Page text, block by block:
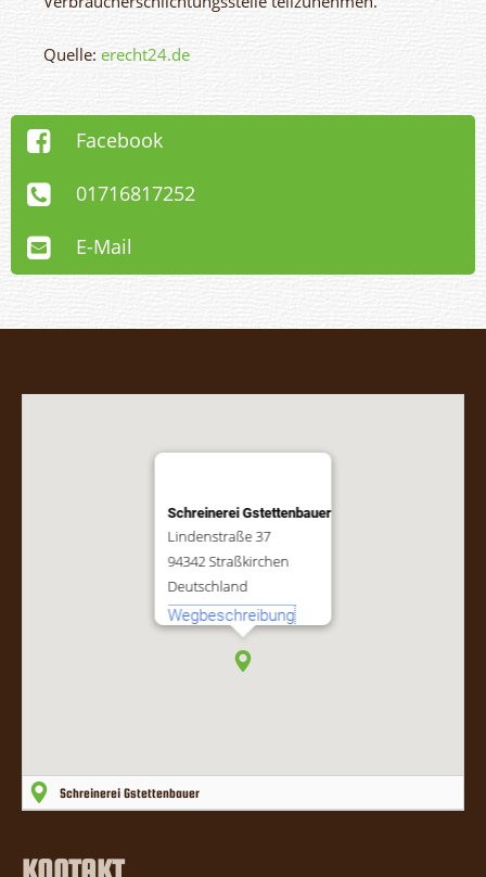
Quelle: erecht24.de
Facebook
01716817252
E-Mail
Schreinerei Gstettenbauer
Lindenstraße 37
94342 Straßkirchen
Deutschland
Wegbeschreibung
Schreinerei Gstettenbauer